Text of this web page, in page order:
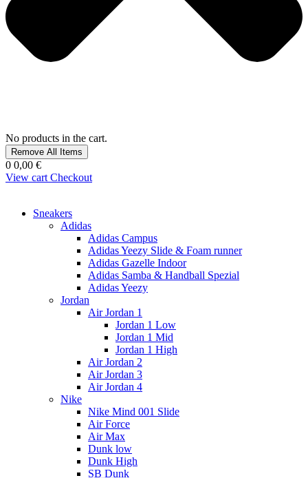
No products in the cart.
Remove All Items
0 0,00 €
View cart Checkout
Sneakers
Adidas
Adidas Campus
Adidas Yeezy Slide & Foam runner
Adidas Gazelle Indoor
Adidas Samba & Handball Spezial
Adidas Yeezy
Jordan
Air Jordan 1
Jordan 1 Low
Jordan 1 Mid
Jordan 1 High
Air Jordan 2
Air Jordan 3
Air Jordan 4
Nike
Nike Mind 001 Slide
Air Force
Air Max
Dunk low
Dunk High
SB Dunk